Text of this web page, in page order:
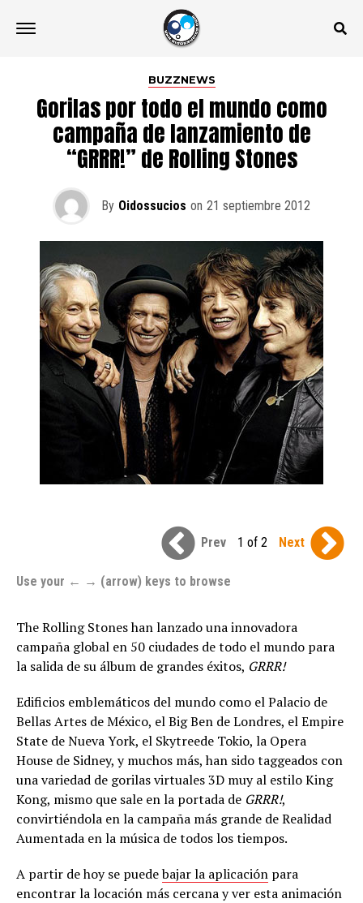
BUZZNEWS
Gorilas por todo el mundo como
campaña de lanzamiento de
“GRRR!” de Rolling Stones
By Oidossucios on 21 septiembre 2012
Prev 1 of 2 Next
Use your ← → (arrow) keys to browse
The Rolling Stones han lanzado una innovadora
campaña global en 50 ciudades de todo el mundo para
la salida de su álbum de grandes éxitos, GRRR!
Edificios emblemáticos del mundo como el Palacio de
Bellas Artes de México, el Big Ben de Londres, el Empire
State de Nueva York, el Skytreede Tokio, la Opera
House de Sidney, y muchos más, han sido taggeados con
una variedad de gorilas virtuales 3D muy al estilo King
Kong, mismo que sale en la portada de GRRR!,
convirtiéndola en la campaña más grande de Realidad
Aumentada en la música de todos los tiempos.
A partir de hoy se puedebajar la aplicación para
encontrar la locación más cercana y ver esta animación